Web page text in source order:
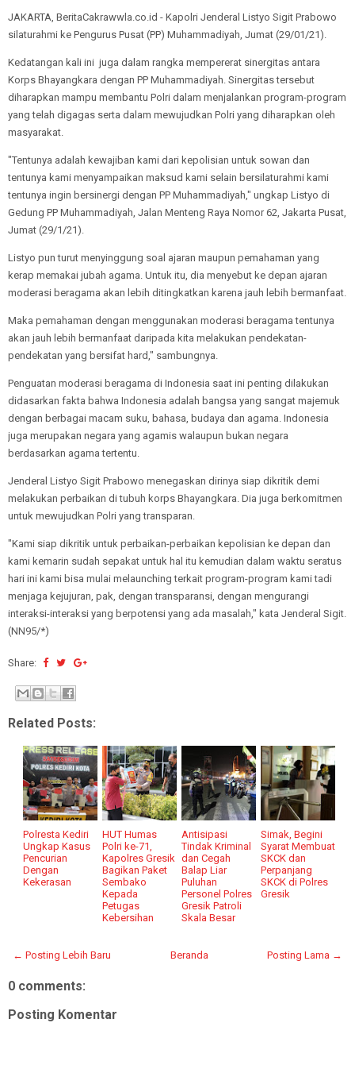
JAKARTA, BeritaCakrawwla.co.id - Kapolri Jenderal Listyo Sigit Prabowo
silaturahmi ke Pengurus Pusat (PP) Muhammadiyah, Jumat (29/01/21).
Kedatangan kali ini juga dalam rangka mempererat sinergitas antara
Korps Bhayangkara dengan PP Muhammadiyah. Sinergitas tersebut
diharapkan mampu membantu Polri dalam menjalankan program-program
yang telah digagas serta dalam mewujudkan Polri yang diharapkan oleh
masyarakat.
"Tentunya adalah kewajiban kami dari kepolisian untuk sowan dan
tentunya kami menyampaikan maksud kami selain bersilaturahmi kami
tentunya ingin bersinergi dengan PP Muhammadiyah," ungkap Listyo di
Gedung PP Muhammadiyah, Jalan Menteng Raya Nomor 62, Jakarta Pusat,
Jumat (29/1/21).
Listyo pun turut menyinggung soal ajaran maupun pemahaman yang
kerap memakai jubah agama. Untuk itu, dia menyebut ke depan ajaran
moderasi beragama akan lebih ditingkatkan karena jauh lebih bermanfaat.
Maka pemahaman dengan menggunakan moderasi beragama tentunya
akan jauh lebih bermanfaat daripada kita melakukan pendekatan-
pendekatan yang bersifat hard," sambungnya.
Penguatan moderasi beragama di Indonesia saat ini penting dilakukan
didasarkan fakta bahwa Indonesia adalah bangsa yang sangat majemuk
dengan berbagai macam suku, bahasa, budaya dan agama. Indonesia
juga merupakan negara yang agamis walaupun bukan negara
berdasarkan agama tertentu.
Jenderal Listyo Sigit Prabowo menegaskan dirinya siap dikritik demi
melakukan perbaikan di tubuh korps Bhayangkara. Dia juga berkomitmen
untuk mewujudkan Polri yang transparan.
"Kami siap dikritik untuk perbaikan-perbaikan kepolisian ke depan dan
kami kemarin sudah sepakat untuk hal itu kemudian dalam waktu seratus
hari ini kami bisa mulai melaunching terkait program-program kami tadi
menjaga kejujuran, pak, dengan transparansi, dengan mengurangi
interaksi-interaksi yang berpotensi yang ada masalah," kata Jenderal Sigit.
(NN95/*)
Share:
Related Posts:
Polresta Kediri
Ungkap Kasus
Pencurian
Dengan
Kekerasan
HUT Humas
Polri ke-71,
Kapolres Gresik
Bagikan Paket
Sembako
Kepada
Petugas
Kebersihan
Antisipasi
Tindak Kriminal
dan Cegah
Balap Liar
Puluhan
Personel Polres
Gresik Patroli
Skala Besar
Simak, Begini
Syarat Membuat
SKCK dan
Perpanjang
SKCK di Polres
Gresik
← Posting Lebih Baru Posting Lama →
Beranda
0 comments:
Posting Komentar